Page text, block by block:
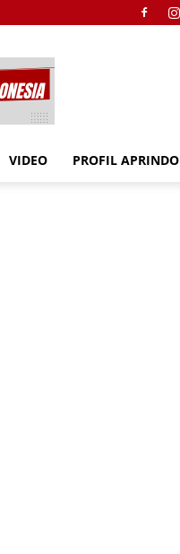
VIDEO PROFIL APRINDO